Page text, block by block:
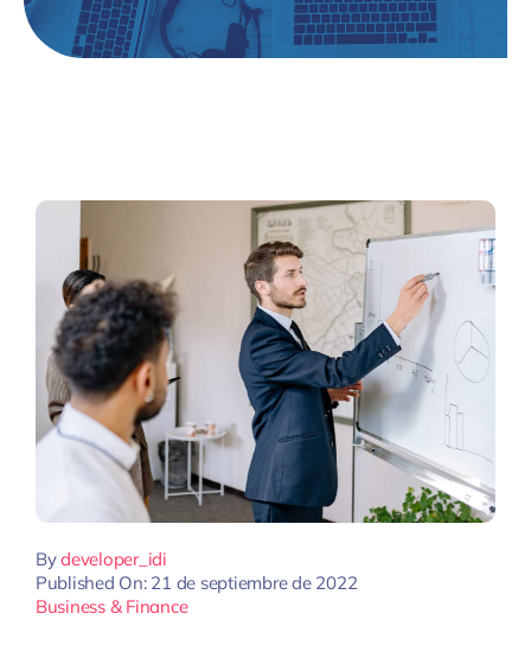
Bydeveloper_idi
Published On: 21 de septiembre de 2022
Business & Finance